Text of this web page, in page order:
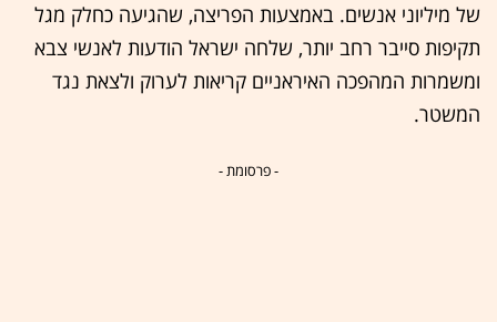
של מיליוני אנשים. באמצעות הפריצה, שהגיעה כחלק מגל
תקיפות סייבר רחב יותר, שלחה ישראל הודעות לאנשי צבא
ומשמרות המהפכה האיראניים קריאות לערוק ולצאת נגד
המשטר.
- פרסומת -